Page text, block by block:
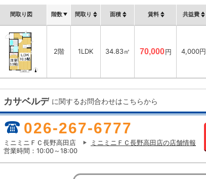
間取り図 階数 間取り 面積 賃料 共益費
2階 1LDK 34.83㎡ 70,000円 4,000円
カサベルデ に関するお問合わせはこちらから
026-267-6777
ミニミニＦＣ長野高田店
ミニミニＦＣ長野高田店の店舗情報
営業時間：10:00～18:00